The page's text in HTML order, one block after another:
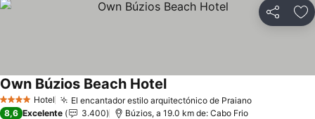
Compartir
4 EstrellasHotel El encantador estilo arquitectónico de PraianoVer precios
Own Búzios Beach HotelVer precios
8,6 Excelente 3.400 Búzios, a 19.0 km de: Cabo Frio